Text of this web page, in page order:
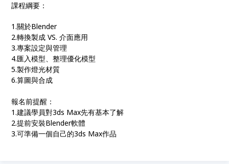
課程綱要：
1.關於Blender
2.轉換製成 VS. 介面應用
3.專案設定與管理
4.匯入模型、整理優化模型
5.製作燈光材質
6.算圖與合成
報名前提醒：
1.建議學員對3ds Max先有基本了解
2.提前安裝Blender軟體
3.可準備一個自己的3ds Max作品